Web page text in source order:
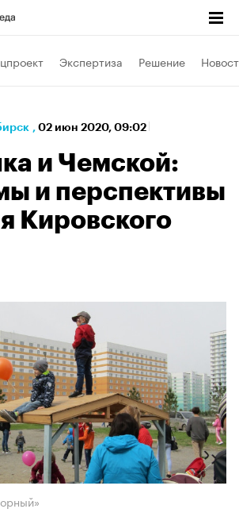
Экспертиза Решение
, 02 июн 2020, 09:02
и Чемской:
и перспективы
Кировского